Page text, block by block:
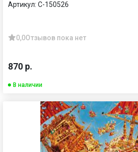
Артикул: C-150526
0,0Отзывов пока нет
870 р.
В наличии